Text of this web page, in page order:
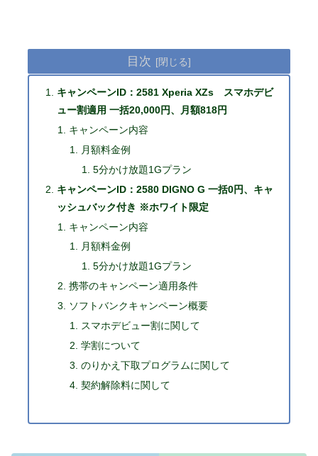
目次
キャンペーンID：2581 Xperia XZs スマホデビ
ュー割適用 一括20,000円、月額818円
キャンペーン内容
月額料金例
5分かけ放題1Gプラン
キャンペーンID：2580 DIGNO G 一括0円、キャ
ッシュバック付き ※ホワイト限定
キャンペーン内容
月額料金例
5分かけ放題1Gプラン
携帯のキャンペーン適用条件
ソフトバンクキャンペーン概要
スマホデビュー割に関して
学割について
のりかえ下取プログラムに関して
契約解除料に関して